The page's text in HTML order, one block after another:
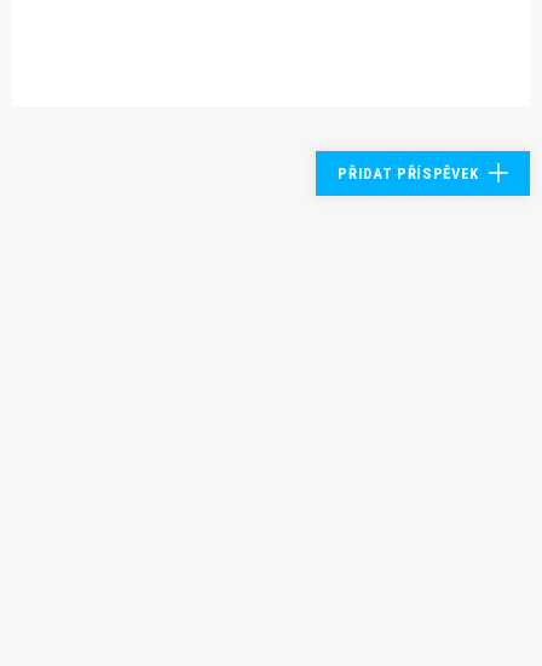
PŘIDAT PŘÍSPĚVEK